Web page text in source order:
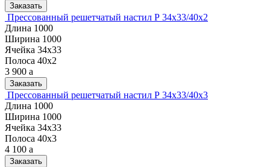
Заказать
Прессованный решетчатый настил Р 34х33/40х2
Длина 1000
Ширина 1000
Ячейка 34х33
Полоса 40х2
3 900 a
Заказать
Прессованный решетчатый настил Р 34х33/40х3
Длина 1000
Ширина 1000
Ячейка 34х33
Полоса 40х3
4 100 a
Заказать